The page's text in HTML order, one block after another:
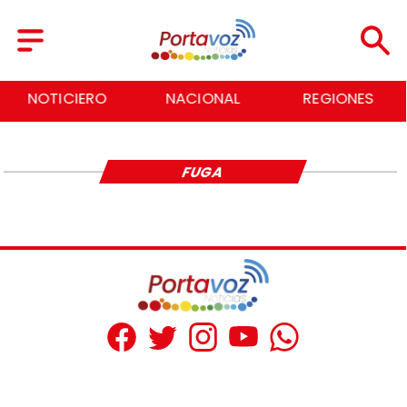
NOTICIERO NACIONAL REGIONES
FUGA